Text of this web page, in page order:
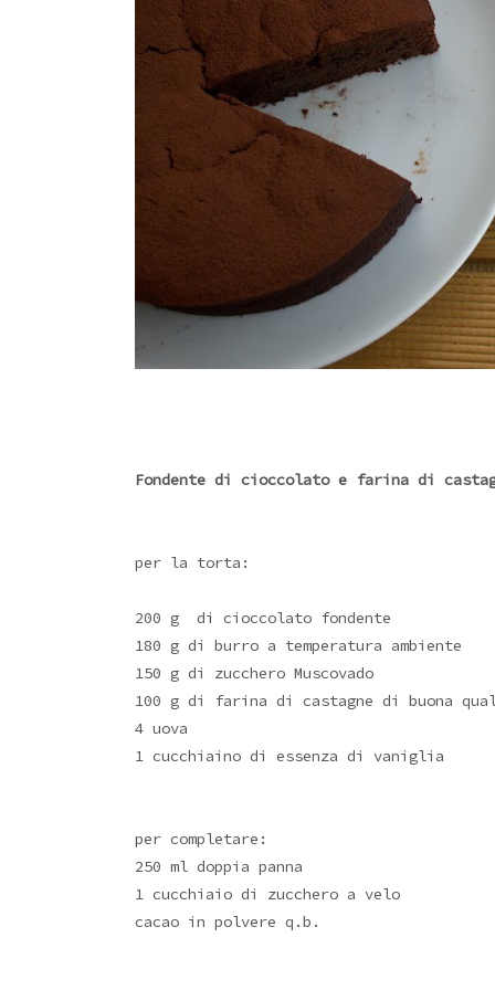
Fondente di cioccolato e farina di
per la torta:
200 g di cioccolato fondente
180 g di burro a temperatura ambiente
150 g di zucchero Muscovado
100 g di farina di castagne di buona
4 uova
1 cucchiaino di essenza di vaniglia
per completare:
250 ml doppia panna
1 cucchiaio di zucchero a velo
cacao in polvere q.b.